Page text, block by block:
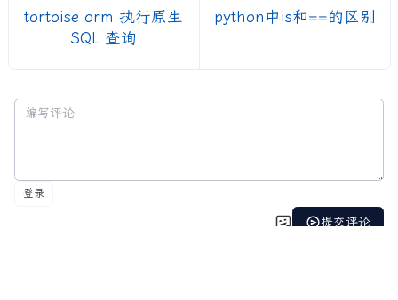
tortoise orm 执行原生
SQL 查询
python中is和==的区别